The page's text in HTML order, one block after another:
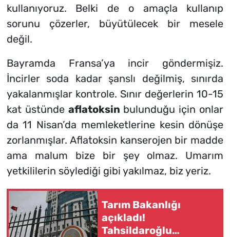
kullanıyoruz. Belki de o amaçla kullanıp
sorunu çözerler, büyütülecek bir mesele
değil.
Bayramda Fransa’ya incir göndermişiz.
İncirler soda kadar şanslı değilmiş, sınırda
yakalanmışlar kontrole. Sınır değerlerin 10-15
kat üstünde aflatoksin bulunduğu için onlar
da 11 Nisan’da memleketlerine kesin dönüşe
zorlanmışlar. Aflatoksin kanserojen bir madde
ama malum bize bir şey olmaz. Umarım
yetkililerin söylediği gibi yakılmaz, biz yeriz.
Tarım Bakanlığı
açıkladı!
Tahsildaroğlu